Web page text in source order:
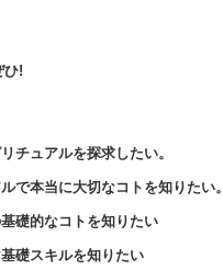
ひ!
チュアルを探求したい。
で本当に大切なコトを知りたい。
礎的なコトを知りたい
礎スキルを知りたい